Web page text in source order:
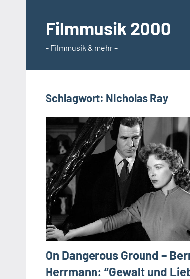
springenFilmmusik 2000
– Filmmusik & mehr –
Schlagwort: Nicholas Ray
On Dangerous Ground –
Herrmann: “Gewalt und